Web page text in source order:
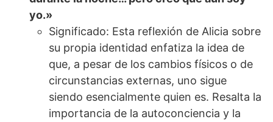
yo.»
Significado: Esta reflexión de Alicia sobre
su propia identidad enfatiza la idea de
que, a pesar de los cambios físicos o de
circunstancias externas, uno sigue
siendo esencialmente quien es. Resalta la
importancia de la autoconciencia y la